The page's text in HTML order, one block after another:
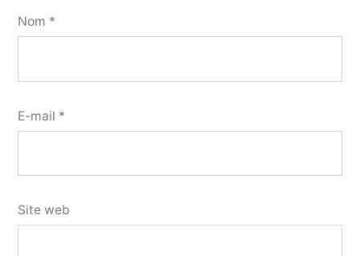
Nom *
E-mail *
Site web